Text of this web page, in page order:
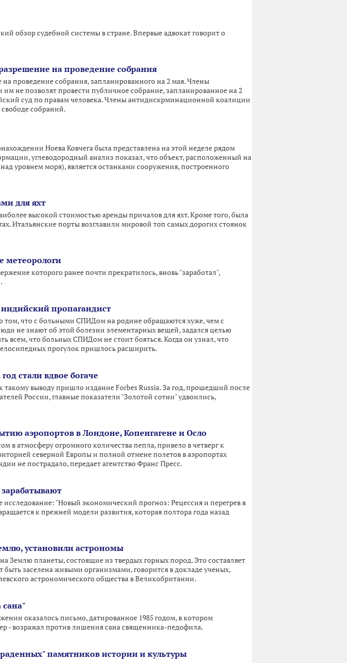
обзор судебной системы в стране. Впервые адвокат говорит о
на проведение собрания
проведение собрания, запланированного на 2 мая. Члены
не позволят провести публичное собрание, запланированное на 2
суд по правам человека. Члены антидискрминационной коалиции
собраний.
Ноева Ковчега была представлена на этой неделе рядом
углеводородный анализ показал, что объект, расположенный на
уровнем моря), является останками сооружения, построенного
для яхт
высокой стоимостью аренды причалов для яхт. Кроме того, была
Итальянские порты возглавили мировой топ самых дорогих стоянок
метеорологи
которого ранее почти прекратилось, вновь "заработал",
пропагандист
что с больными СПИДом на родине обращаются хуже, чем с
не знают об этой болезни элементарных вещей, задался целью
всем, что больных СПИДом не стоит бояться. Когда он узнал, что
прогулок пришлось расширить.
стали вдвое богаче
такому выводу пришло издание Forbes Russia. За год, прошедший после
России, главные показатели "Золотой сотни" удвоились,
аэропортов в Лондоне, Копенгагене и Осло
в атмосферу огромного количества пепла, привело в четверг к
северной Европы и полной отмене полетов в аэропортах
не пострадало, передает агентство Франс Пресс.
"Новый экономический прогноз: Рецессия и перегрев в
к прежней модели развития, которая полтора года назад
установили астрономы
Землю планеты, состоящие из твердых горных пород. Это составляет
заселена живыми организмами, говорится в докладе ученых,
астрономического общества в Великобритании.
оказалось письмо, датированное 1985 годом, в котором
- возражал против лишения сана священника-педофила.
памятников истории и культуры